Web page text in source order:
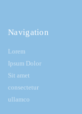
Navigation
Lorem
Ipsum Dolor
Sit amet
consectetur
ullamco